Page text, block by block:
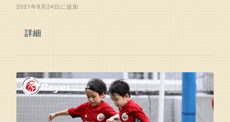
2021年8月24日に追加
詳細